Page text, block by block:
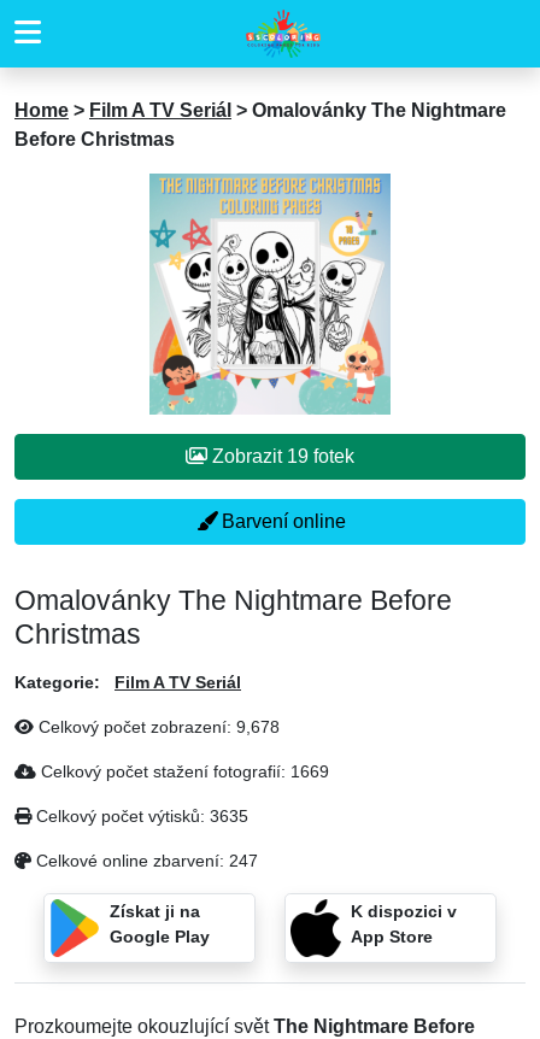
Home > Film A TV Seriál > Omalovánky The Nightmare
Before Christmas
Zobrazit 19 fotek
Barvení online
Omalovánky The Nightmare Before
Christmas
Kategorie: Film A TV Seriál
Celkový počet zobrazení: 9,678
Celkový počet stažení fotografií: 1669
Celkový počet výtisků: 3635
Celkové online zbarvení: 247
Získat ji na
Google Play
K dispozici v
App Store
Prozkoumejte okouzlující světThe Nightmare Before